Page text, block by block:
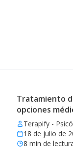
Tratamiento
opciones
eficaz
Terapify -
18 de julio de
8 min de